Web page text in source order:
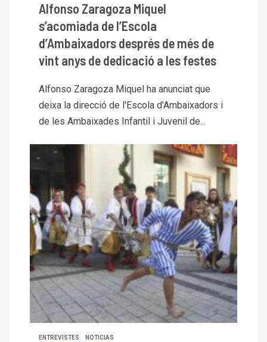
Alfonso Zaragoza Miquel
s’acomiada de l’Escola
d’Ambaixadors després de més de
vint anys de dedicació a les festes
Alfonso Zaragoza Miquel ha anunciat que
deixa la direcció de l'Escola d'Ambaixadors i
de les Ambaixades Infantil i Juvenil de...
ENTREVISTES NOTICIAS